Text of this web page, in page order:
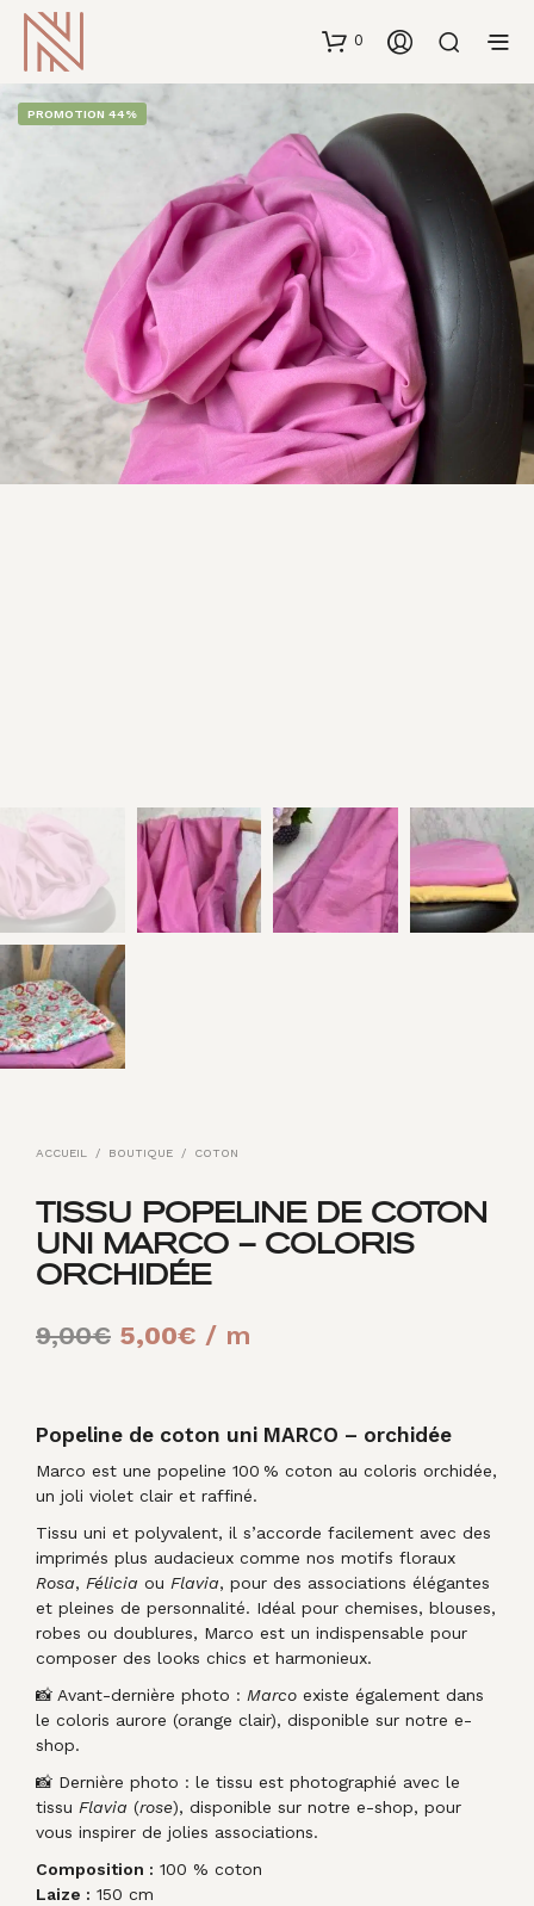
0
PROMOTION 44%
ACCUEIL / BOUTIQUE / COTON
TISSU POPELINE DE COTON
UNI MARCO – COLORIS
ORCHIDÉE
9,00€ Le
9,00€.
5,00€ Le
5,00€.
/ m
Popeline de coton uni MARCO – orchidée
Marco est une popeline 100 % coton au coloris orchidée,
un joli violet clair et raffiné.
Tissu uni et polyvalent, il s’accorde facilement avec des
imprimés plus audacieux comme nos motifs floraux
Rosa, Félicia ou Flavia, pour des associations élégantes
et pleines de personnalité. Idéal pour chemises, blouses,
robes ou doublures, Marco est un indispensable pour
composer des looks chics et harmonieux.
📸 Avant-dernière photo : Marco existe également dans
le coloris aurore (orange clair), disponible sur notre e-
shop.
📸 Dernière photo : le tissu est photographié avec le
tissu Flavia (rose), disponible sur notre e-shop, pour
vous inspirer de jolies associations.
Composition : 100 % coton
Laize : 150 cm